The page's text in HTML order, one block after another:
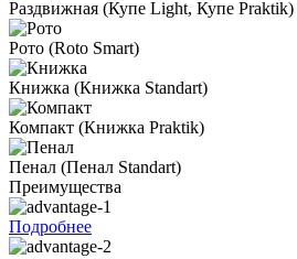
Раздвижная (Купе Light, Купе Praktik)
Рото (Roto Smart)
Книжка (Книжка Standart)
Компакт (Книжка Praktik)
Пенал (Пенал Standart)
Преимущества
Подробнее